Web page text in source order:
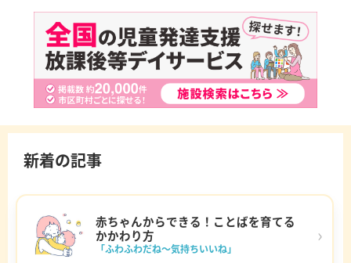
新着の記事
赤ちゃんからできる！ことばを育てる
かかわり方
「ふわふわだね～気持ちいいね」
›